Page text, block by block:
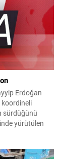
Erdoğan
koordineli
sürdüğünü
yürütülen
şekilde
satış